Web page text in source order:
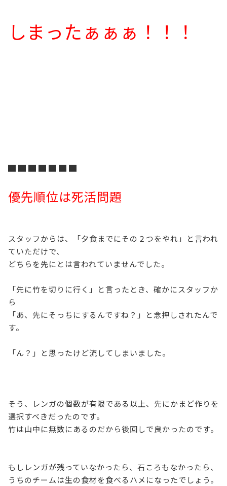
しまったぁぁぁ！！！
▇ ▇ ▇ ▇ ▇ ▇ ▇
優先順位は死活問題
スタッフからは、「夕食までにその２つをやれ」と言われ
ていただけで、
どちらを先にとは言われていませんでした。
「先に竹を切りに行く」と言ったとき、確かにスタッフか
ら
「あ、先にそっちにするんですね？」と念押しされたんで
す。
「ん？」と思ったけど流してしまいました。
そう、レンガの個数が有限である以上、先にかまど作りを
選択すべきだったのです。
竹は山中に無数にあるのだから後回しで良かったのです。
もしレンガが残っていなかったら、石ころもなかったら、
うちのチームは生の食材を食べるハメになったでしょう。